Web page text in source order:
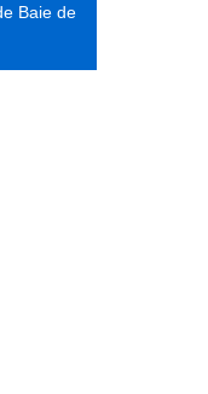
Baie de